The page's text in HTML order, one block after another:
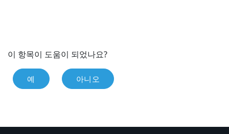
이 항목이 도움이 되었나요?
예 아니오